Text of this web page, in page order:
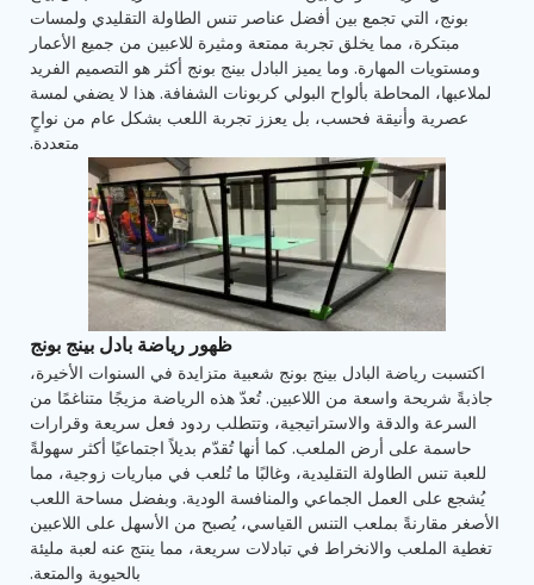
بونج، التي تجمع بين أفضل عناصر تنس الطاولة التقليدي ولمسات
مبتكرة، مما يخلق تجربة ممتعة ومثيرة للاعبين من جميع الأعمار
ومستويات المهارة. وما يميز البادل بينج بونج أكثر هو التصميم الفريد
لملاعبها، المحاطة بألواح البولي كربونات الشفافة. هذا لا يضفي لمسة
عصرية وأنيقة فحسب، بل يعزز تجربة اللعب بشكل عام من نواحٍ
متعددة.
ظهور رياضة بادل بينج بونج
اكتسبت رياضة البادل بينج بونج شعبية متزايدة في السنوات الأخيرة،
جاذبةً شريحة واسعة من اللاعبين. تُعدّ هذه الرياضة مزيجًا متناغمًا من
السرعة والدقة والاستراتيجية، وتتطلب ردود فعل سريعة وقرارات
حاسمة على أرض الملعب. كما أنها تُقدّم بديلاً اجتماعيًا أكثر سهولةً
للعبة تنس الطاولة التقليدية، وغالبًا ما تُلعب في مباريات زوجية، مما
يُشجع على العمل الجماعي والمنافسة الودية. وبفضل مساحة اللعب
الأصغر مقارنةً بملعب التنس القياسي، يُصبح من الأسهل على اللاعبين
تغطية الملعب والانخراط في تبادلات سريعة، مما ينتج عنه لعبة مليئة
بالحيوية والمتعة.